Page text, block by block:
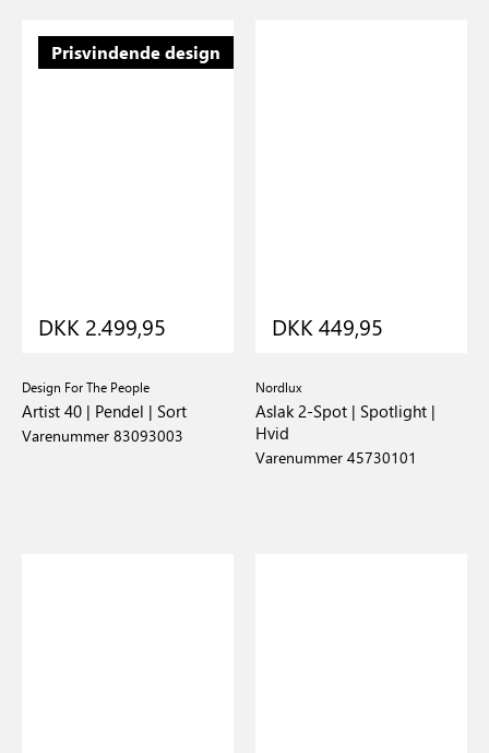
Prisvindende design
DKK 2.499,95
Design For The People
Artist 40 | Pendel | Sort
Varenummer 83093003
DKK 449,95
Nordlux
Aslak 2-Spot | Spotlight |
Hvid
Varenummer 45730101